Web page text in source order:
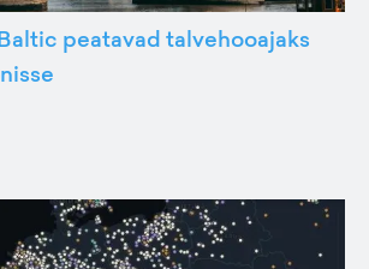
peatavad talvehooajaks